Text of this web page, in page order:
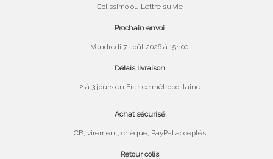
Colissimo ou Lettre suivie
Prochain envoi
Vendredi 7 août 2026 à 15h00
Délais livraison
2 à 3 jours en France métropolitaine
Achat sécurisé
CB, virement, chèque, PayPal acceptés
Retour colis